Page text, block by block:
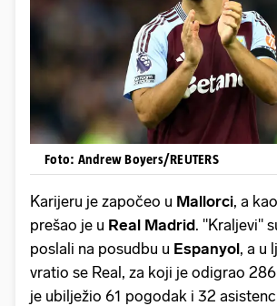
Foto: Andrew Boyers/REUTERS
Karijeru je započeo u Mallorci, a
prešao je u Real Madrid. "Kraljevi"
poslali na posudbu u Espanyol, a u
vratio se Real, za koji je odigrao
je ubilježio 61 pogodak i 32